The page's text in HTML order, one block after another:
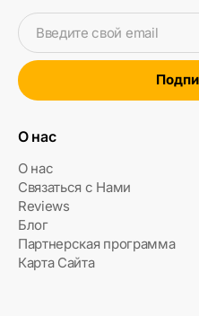
Введите свой email
О нас
О нас
Связаться с Нами
Reviews
Блог
Партнерская программа
Карта Сайта